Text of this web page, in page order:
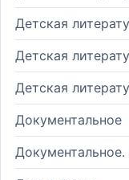
Детская
Детская
Детская
Документальное